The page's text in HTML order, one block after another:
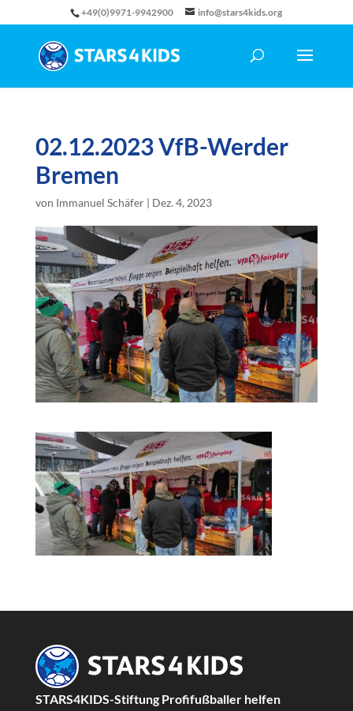
+49(0)9971-9942900 info@stars4kids.org
02.12.2023 VfB-Werder
Bremen
von Immanuel Schäfer| Dez. 4, 2023
STARS4KIDS-Stiftung Profifußballer helfen